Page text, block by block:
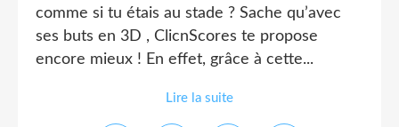
comme si tu étais au stade ? Sache qu’avec
ses buts en 3D , ClicnScores te propose
encore mieux ! En effet, grâce à cette...
Lire la suite